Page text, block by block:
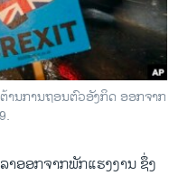
ນ​ການ​ຖອນ​ຕົວ​ອັງ​ກິດ ອອກ​ຈາກ
າ​ອອກ​ຈາກ​ພັກ​ແຮງ​ງານ ຊຶ່ງ​